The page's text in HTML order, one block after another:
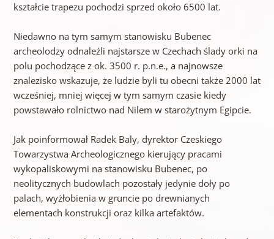
kształcie trapezu pochodzi sprzed około 6500 lat.
Niedawno na tym samym stanowisku Bubenec
archeolodzy odnaleźli najstarsze w Czechach ślady orki na
polu pochodzące z ok. 3500 r. p.n.e., a najnowsze
znalezisko wskazuje, że ludzie byli tu obecni także 2000 lat
wcześniej, mniej więcej w tym samym czasie kiedy
powstawało rolnictwo nad Nilem w starożytnym Egipcie.
Jak poinformował Radek Baly, dyrektor Czeskiego
Towarzystwa Archeologicznego kierujący pracami
wykopaliskowymi na stanowisku Bubenec, po
neolitycznych budowlach pozostały jedynie doły po
palach, wyżłobienia w gruncie po drewnianych
elementach konstrukcji oraz kilka artefaktów.